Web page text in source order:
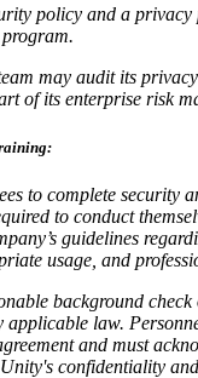
con Unity
equipos pequeños
plataformas
de prensa
policy and a
may audit its
of its enterprise risk
to complete security
to conduct
guidelines
usage, and
background check
applicable law.
and must
confidentiality